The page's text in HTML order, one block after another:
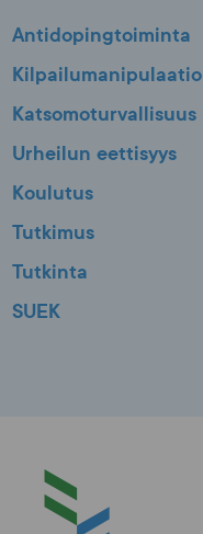
Antidopingtoiminta
Kilpailumanipulaatio
Katsomoturvallisuus
Urheilun eettisyys
Koulutus
Tutkimus
Tutkinta
SUEK